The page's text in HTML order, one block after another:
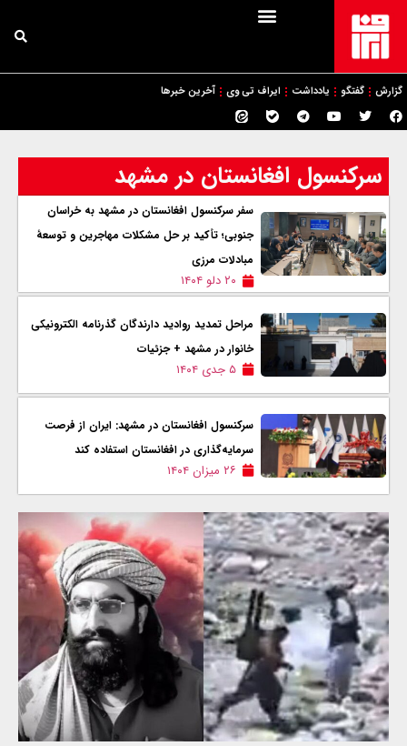
گزارش گفتگو یادداشت ایراف تی وی آخرین خبرها
سرکنسول افغانستان در مشهد
سفر سرکنسول افغانستان در مشهد به خراسان
جنوبی؛ تأکید بر حل مشکلات مهاجرین و توسعهٔ
مبادلات مرزی
۲۰ دلو ۱۴۰۴
مراحل تمدید روادید دارندگان گذرنامه الکترونیکی
خانوار در مشهد + جزئیات
۵ جدی ۱۴۰۴
سرکنسول افغانستان در مشهد: ايران از فرصت
سرمایه‌گذاری در افغانستان استفاده کند
۲۶ میزان ۱۴۰۴